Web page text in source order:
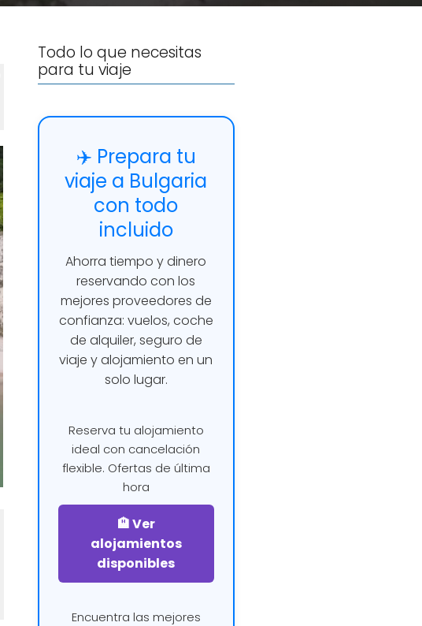
Todo lo que necesitas
para tu viaje
✈️ Prepara tu
viaje a Bulgaria
con todo
incluido
Ahorra tiempo y dinero
reservando con los
mejores proveedores de
confianza: vuelos, coche
de alquiler, seguro de
viaje y alojamiento en un
solo lugar.
Reserva tu alojamiento
ideal con cancelación
flexible. Ofertas de última
hora
🏨 Ver
alojamientos
disponibles
Encuentra las mejores